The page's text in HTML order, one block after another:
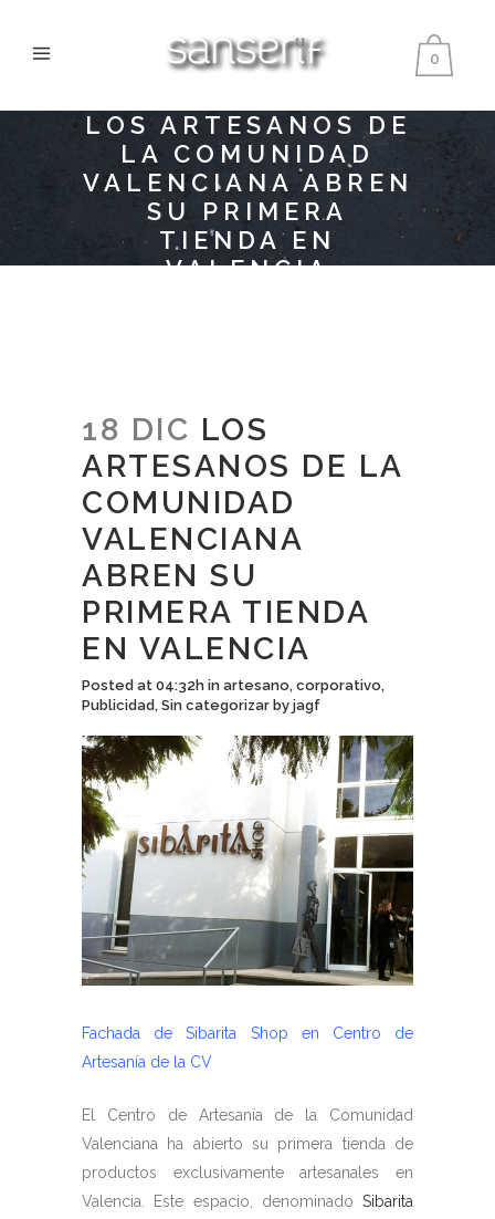
0
LOS ARTESANOS DE
LA COMUNIDAD
VALENCIANA ABREN
SU PRIMERA
TIENDA EN
VALENCIA
18 DIC LOS
ARTESANOS DE LA
COMUNIDAD
VALENCIANA
ABREN SU
PRIMERA TIENDA
EN VALENCIA
Posted at 04:32h in artesano, corporativo,
Publicidad, Sin categorizar by jagf
Fachada de Sibarita Shop en Centro de
Artesanía de la CV
El Centro de Artesanía de la Comunidad
Valenciana ha abierto su primera tienda de
productos exclusivamente artesanales en
Valencia. Este espacio, denominado Sibarita